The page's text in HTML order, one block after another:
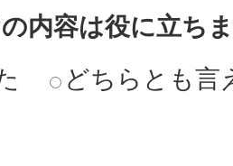
内容は役に立ち
どちらとも言